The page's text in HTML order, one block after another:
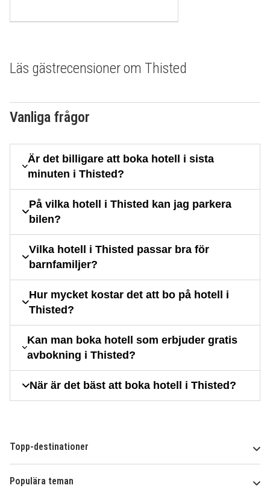
Läs gästrecensioner om Thisted
Vanliga frågor
Är det billigare att boka hotell i sista
minuten i Thisted?
På vilka hotell i Thisted kan jag parkera
bilen?
Vilka hotell i Thisted passar bra för
barnfamiljer?
Hur mycket kostar det att bo på hotell i
Thisted?
Kan man boka hotell som erbjuder gratis
avbokning i Thisted?
När är det bäst att boka hotell i Thisted?
Topp-destinationer
Populära teman